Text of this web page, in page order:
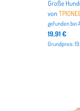
von
gefunden bei
19,91 €
Grundpreis: